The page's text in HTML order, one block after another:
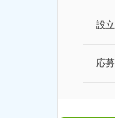
設立
応